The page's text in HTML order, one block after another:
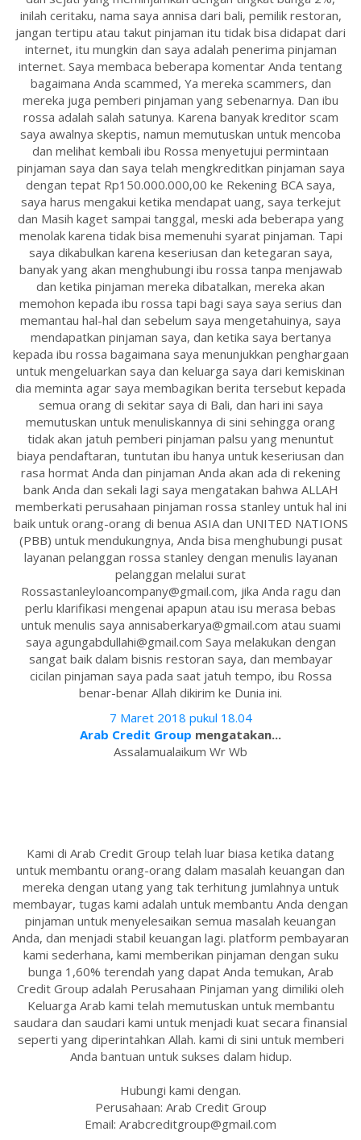
inilah ceritaku, nama saya annisa dari bali, pemilik restoran,
jangan tertipu atau takut pinjaman itu tidak bisa didapat dari
internet, itu mungkin dan saya adalah penerima pinjaman
internet. Saya membaca beberapa komentar Anda tentang
bagaimana Anda scammed, Ya mereka scammers, dan
mereka juga pemberi pinjaman yang sebenarnya. Dan ibu
rossa adalah salah satunya. Karena banyak kreditor scam
saya awalnya skeptis, namun memutuskan untuk mencoba
dan melihat kembali ibu Rossa menyetujui permintaan
pinjaman saya dan saya telah mengkreditkan pinjaman saya
dengan tepat Rp150.000.000,00 ke Rekening BCA saya,
saya harus mengakui ketika mendapat uang, saya terkejut
dan Masih kaget sampai tanggal, meski ada beberapa yang
menolak karena tidak bisa memenuhi syarat pinjaman. Tapi
saya dikabulkan karena keseriusan dan ketegaran saya,
banyak yang akan menghubungi ibu rossa tanpa menjawab
dan ketika pinjaman mereka dibatalkan, mereka akan
memohon kepada ibu rossa tapi bagi saya saya serius dan
memantau hal-hal dan sebelum saya mengetahuinya, saya
mendapatkan pinjaman saya, dan ketika saya bertanya
kepada ibu rossa bagaimana saya menunjukkan penghargaan
untuk mengeluarkan saya dan keluarga saya dari kemiskinan
dia meminta agar saya membagikan berita tersebut kepada
semua orang di sekitar saya di Bali, dan hari ini saya
memutuskan untuk menuliskannya di sini sehingga orang
tidak akan jatuh pemberi pinjaman palsu yang menuntut
biaya pendaftaran, tuntutan ibu hanya untuk keseriusan dan
rasa hormat Anda dan pinjaman Anda akan ada di rekening
bank Anda dan sekali lagi saya mengatakan bahwa ALLAH
memberkati perusahaan pinjaman rossa stanley untuk hal ini
baik untuk orang-orang di benua ASIA dan UNITED NATIONS
(PBB) untuk mendukungnya, Anda bisa menghubungi pusat
layanan pelanggan rossa stanley dengan menulis layanan
pelanggan melalui surat
Rossastanleyloancompany@gmail.com, jika Anda ragu dan
perlu klarifikasi mengenai apapun atau isu merasa bebas
untuk menulis saya annisaberkarya@gmail.com atau suami
saya agungabdullahi@gmail.com Saya melakukan dengan
sangat baik dalam bisnis restoran saya, dan membayar
cicilan pinjaman saya pada saat jatuh tempo, ibu Rossa
benar-benar Allah dikirim ke Dunia ini.
7 Maret 2018 pukul 18.04
Arab Credit Group mengatakan...
Assalamualaikum Wr Wb
Kami di Arab Credit Group telah luar biasa ketika datang
untuk membantu orang-orang dalam masalah keuangan dan
mereka dengan utang yang tak terhitung jumlahnya untuk
membayar, tugas kami adalah untuk membantu Anda dengan
pinjaman untuk menyelesaikan semua masalah keuangan
Anda, dan menjadi stabil keuangan lagi. platform pembayaran
kami sederhana, kami memberikan pinjaman dengan suku
bunga 1,60% terendah yang dapat Anda temukan, Arab
Credit Group adalah Perusahaan Pinjaman yang dimiliki oleh
Keluarga Arab kami telah memutuskan untuk membantu
saudara dan saudari kami untuk menjadi kuat secara finansial
seperti yang diperintahkan Allah. kami di sini untuk memberi
Anda bantuan untuk sukses dalam hidup.
Hubungi kami dengan.
Perusahaan: Arab Credit Group
Email: Arabcreditgroup@gmail.com